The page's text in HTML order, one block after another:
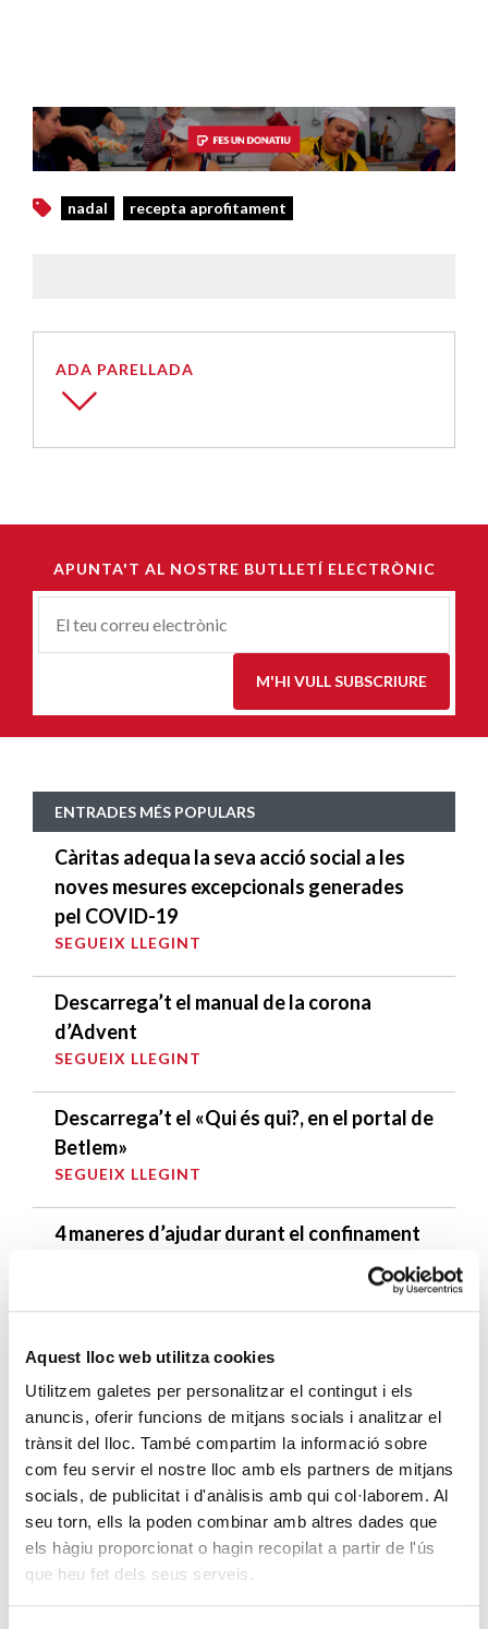
Aquest lloc web utilitza cookies
Utilitzem galetes per personalitzar el contingut i els
anuncis, oferir funcions de mitjans socials i analitzar el
trànsit del lloc. També compartim la informació sobre
com feu servir el nostre lloc amb els partners de mitjans
socials, de publicitat i d'anàlisis amb qui col·laborem. Al
seu torn, ells la poden combinar amb altres dades que
els hàgiu proporcionat o hagin recopilat a partir de l'ús
que heu fet dels seus serveis.
nadal recepta aprofitament
ADA PARELLADA
APUNTA'T AL NOSTRE BUTLLETÍ ELECTRÒNIC
Correu-
M'HI VULL SUBSCRIURE
ENTRADES MÉS POPULARS
Càritas adequa la seva acció social a les
noves mesures excepcionals generades
pel COVID-19
SEGUEIX LLEGINT
Descarrega’t el manual de la corona
d’Advent
SEGUEIX LLEGINT
Descarrega’t el «Qui és qui?, en el portal de
Betlem»
SEGUEIX LLEGINT
4 maneres d’ajudar durant el confinament
ENTRADES RELACIONADES
Com acabar amb el malbaratament
alimentari als menjadors escolars?
SEGUEIX LLEGINT
“Vaig estar a la cua per demanar menjar.
Ara sóc voluntària”
SEGUEIX LLEGINT